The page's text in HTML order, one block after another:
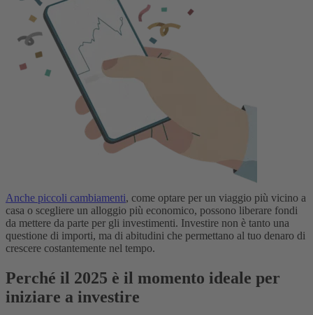
Anche piccoli cambiamenti, come optare per un viaggio più vicino a
casa o scegliere un alloggio più economico, possono liberare fondi
da mettere da parte per gli investimenti. Investire non è tanto una
questione di importi, ma di abitudini che permettano al tuo denaro di
crescere costantemente nel tempo.
Perché il 2025 è il momento ideale per
iniziare a investire